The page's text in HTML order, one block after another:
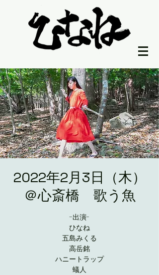
2022年2月3日（木）
＠心斎橋 歌う魚
-出演-
ひなね
五島みくる
高岳銘
ハニートラップ
蟻人